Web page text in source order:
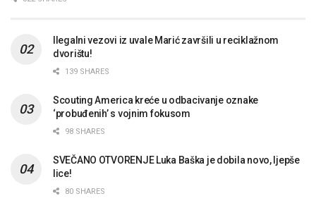
Ilegalni vezovi iz uvale Marić završili u reciklažnom
dvorištu!
139 SHARES
Scouting America kreće u odbacivanje oznake
‘probuđenih’ s vojnim fokusom
98 SHARES
SVEČANO OTVORENJE Luka Baška je dobila novo, ljepše
lice!
80 SHARES